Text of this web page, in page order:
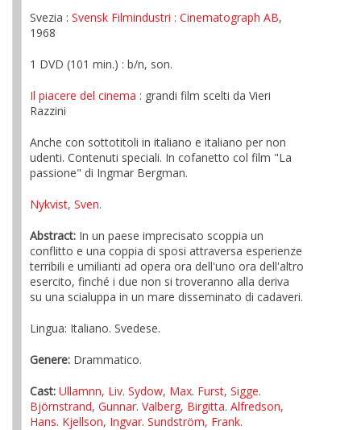
Svezia : Svensk Filmindustri : Cinematograph AB,
1968
1 DVD (101 min.) : b/n, son.
Il piacere del cinema : grandi film scelti da Vieri
Razzini
Anche con sottotitoli in italiano e italiano per non
udenti. Contenuti speciali. In cofanetto col film "La
passione" di Ingmar Bergman.
Nykvist, Sven.
Abstract: In un paese imprecisato scoppia un
conflitto e una coppia di sposi attraversa esperienze
terribili e umilianti ad opera ora dell'uno ora dell'altro
esercito, finché i due non si troveranno alla deriva
su una scialuppa in un mare disseminato di cadaveri.
Lingua: Italiano. Svedese.
Genere: Drammatico.
Cast: Ullamnn, Liv. Sydow, Max. Furst, Sigge.
Björnstrand, Gunnar. Valberg, Birgitta. Alfredson,
Hans. Kjellson, Ingvar. Sundström, Frank.